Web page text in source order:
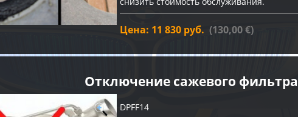
Цена: 11 830 руб. (130,00 €)
Отключение сажевого фильтра
DPFF14